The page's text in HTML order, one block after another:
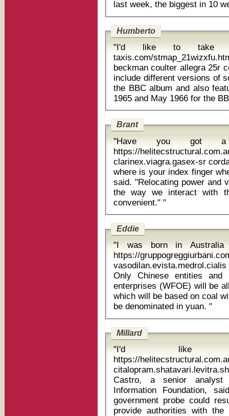
Humberto
"I'd like to take
taxis.com/
beckman coulter allegra 25r centrifuge
include different versions of
the BBC album and also
Brant
"Have you got a
https://
clarinex.viagra.gasex-sr cordarone
where is your index finger
said. "Relocating power and
the way we interact with
convenient." "
Eddie
"I was born in
https://
Only Chinese entities and
enterprises (WFOE) will be
which will be based on coal
be denominated in yuan. "
Millard
"I'd like
https://
Castro, a senior analyst
Information Foundation,
government probe could
provide authorities with